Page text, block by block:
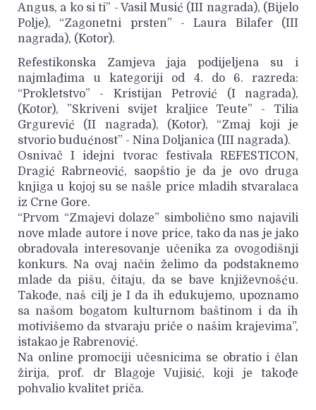
Angus, a ko si ti” - Vasil Musić (III nagrada), (Bijelo
Polje), “Zagonetni prsten” - Laura Bilafer (III
nagrada), (Kotor).
Refestikonska Zamjeva jaja podijeljena su i
najmlađima u kategoriji od 4. do 6. razreda:
“Prokletstvo” - Kristijan Petrović (I nagrada),
(Kotor), ”Skriveni svijet kraljice Teute” - Tilia
Grgurević (II nagrada), (Kotor), “Zmaj koji je
stvorio budućnost” - Nina Doljanica (III nagrada).
Osnivač I idejni tvorac festivala REFESTICON,
Dragić Rabrneović, saopštio je da je ovo druga
knjiga u kojoj su se našle price mladih stvaralaca
iz Crne Gore.
“Prvom “Zmajevi dolaze” simbolično smo najavili
nove mlade autore i nove price, tako da nas je jako
obradovala interesovanje učenika za ovogodišnji
konkurs. Na ovaj način želimo da podstaknemo
mlade da pišu, čitaju, da se bave književnošću.
Takođe, naš cilj je I da ih edukujemo, upoznamo
sa našom bogatom kulturnom baštinom i da ih
motivišemo da stvaraju priče o našim krajevima”,
istakao je Rabrenović.
Na online promociji učesnicima se obratio i član
žirija, prof. dr Blagoje Vujisić, koji je takođe
pohvalio kvalitet priča.